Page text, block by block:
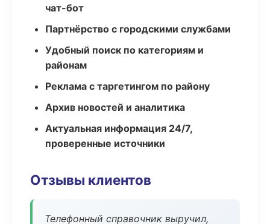
чат-бот
Партнёрство с городскими службами
Удобный поиск по категориям и
районам
Реклама с таргетингом по району
Архив новостей и аналитика
Актуальная информация 24/7,
проверенные источники
Отзывы клиентов
Телефонный справочник выручил,